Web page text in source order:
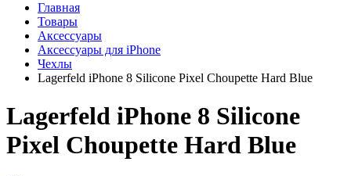
Главная
Товары
Аксессуары
Аксессуары для iPhone
Чехлы
Lagerfeld iPhone 8 Silicone Pixel Choupette Hard Blue
Lagerfeld iPhone 8 Silicone
Pixel Choupette Hard Blue